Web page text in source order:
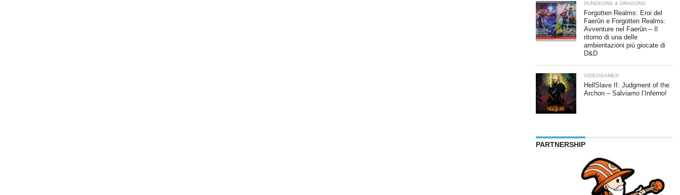
DUNGEONS & DRAGONS
Forgotten Realms: Eroi del
Faerûn e Forgotten Realms:
Avventure nel Faerûn – Il
ritorno di una delle
ambientazioni più giocate di
D&D
VIDEOGAMES
HellSlave II: Judgment of the
Archon – Salviamo l’Inferno!
PARTNERSHIP